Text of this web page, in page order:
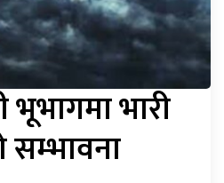
भूभागमा भारी
सम्भावना